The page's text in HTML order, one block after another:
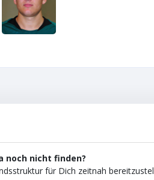
noch nicht finden?
für Dich zeitnah